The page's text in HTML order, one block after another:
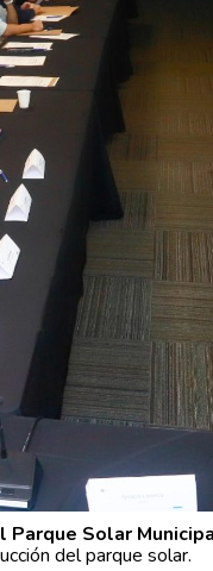
Parque Solar
del parque solar.